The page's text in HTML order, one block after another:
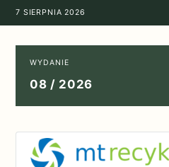
7 SIERPNIA 2026
WYDANIE
08 / 2026